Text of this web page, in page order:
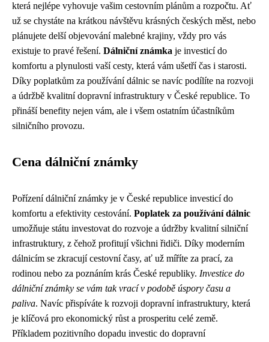
která nejlépe vyhovuje vašim cestovním plánům a rozpočtu. Ať
už se chystáte na krátkou návštěvu krásných českých měst, nebo
plánujete delší objevování malebné krajiny, vždy pro vás
existuje to pravé řešení. Dálniční známka je investicí do
komfortu a plynulosti vaší cesty, která vám ušetří čas i starosti.
Díky poplatkům za používání dálnic se navíc podílíte na rozvoji
a údržbě kvalitní dopravní infrastruktury v České republice. To
přináší benefity nejen vám, ale i všem ostatním účastníkům
silničního provozu.
Cena dálniční známky
Pořízení dálniční známky je v České republice investicí do
komfortu a efektivity cestování. Poplatek za používání dálnic
umožňuje státu investovat do rozvoje a údržby kvalitní silniční
infrastruktury, z čehož profitují všichni řidiči. Díky moderním
dálnicím se zkracují cestovní časy, ať už míříte za prací, za
rodinou nebo za poznáním krás České republiky. Investice do
dálniční známky se vám tak vrací v podobě úspory času a
paliva. Navíc přispíváte k rozvoji dopravní infrastruktury, která
je klíčová pro ekonomický růst a prosperitu celé země.
Příkladem pozitivního dopadu investic do dopravní